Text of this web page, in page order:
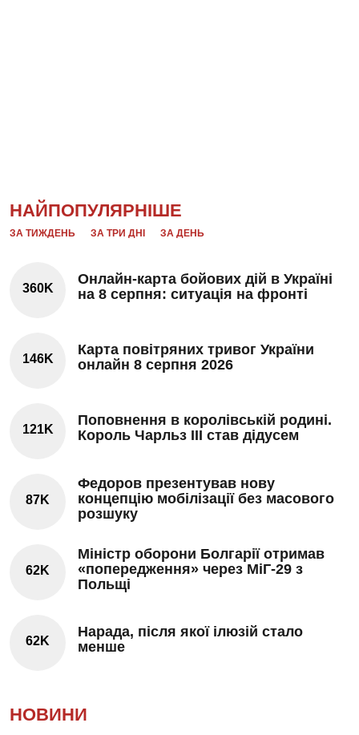
НАЙПОПУЛЯРНІШЕ
ЗА ТИЖДЕНЬ ЗА ТРИ ДНІ ЗА ДЕНЬ
360K
Онлайн-карта бойових дій в Україні
на 8 серпня: ситуація на фронті
146K
Карта повітряних тривог України
онлайн 8 серпня 2026
121K
Поповнення в королівській родині.
Король Чарльз III став дідусем
87K
Федоров презентував нову
концепцію мобілізації без масового
розшуку
62K
Міністр оборони Болгарії отримав
«попередження» через МіГ-29 з
Польщі
62K
Нарада, після якої ілюзій стало
менше
НОВИНИ